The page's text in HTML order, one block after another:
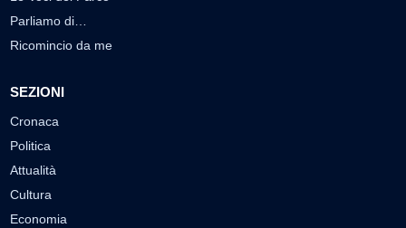
Parliamo di…
Ricomincio da me
SEZIONI
Cronaca
Politica
Attualità
Cultura
Economia